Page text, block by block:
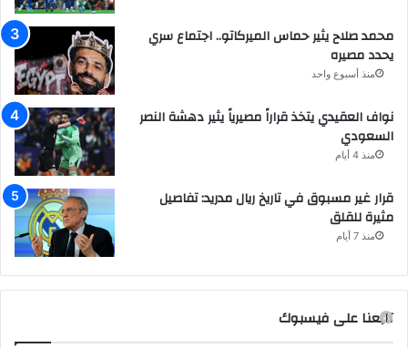
محمد صلاح يثير حماس الميركاتو.. اجتماع سري
يحدد مصيره
منذ أسبوع واحد
نواف العقيدي يتخذ قراراً مصيرياً يثير دهشة النصر
السعودي
منذ 4 أيام
قرار غير مسبوق في تاريخ ريال مدريد: تفاصيل
مثيرة للقلق
منذ 7 أيام
تابعنا على فيسبوك